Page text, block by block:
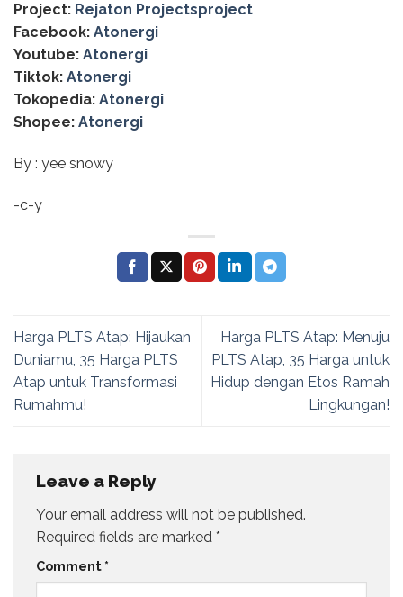
Project: Rejaton Projectsproject
Facebook: Atonergi
Youtube: Atonergi
Tiktok: Atonergi
Tokopedia: Atonergi
Shopee: Atonergi
By : yee snowy
-c-y
Harga PLTS Atap: Hijaukan
Duniamu, 35 Harga PLTS
Atap untuk Transformasi
Rumahmu!
Harga PLTS Atap: Menuju
PLTS Atap, 35 Harga untuk
Hidup dengan Etos Ramah
Lingkungan!
Leave a Reply
Your email address will not be published.
Required fields are marked *
Comment *